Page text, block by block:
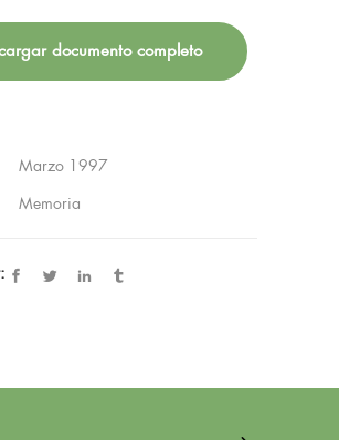
documento completo
Marzo 1997
Memoria